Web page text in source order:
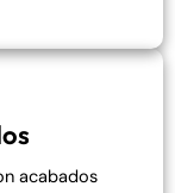
acabados